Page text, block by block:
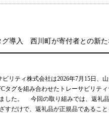
グ導入 西川町が寄付者との新
ビリティ株式会社は2026年7月15日、
タグを組み合わせたトレーサビリテ
した。 今回の取り組みでは、返礼
すだけで、返礼品が正規品であるこ